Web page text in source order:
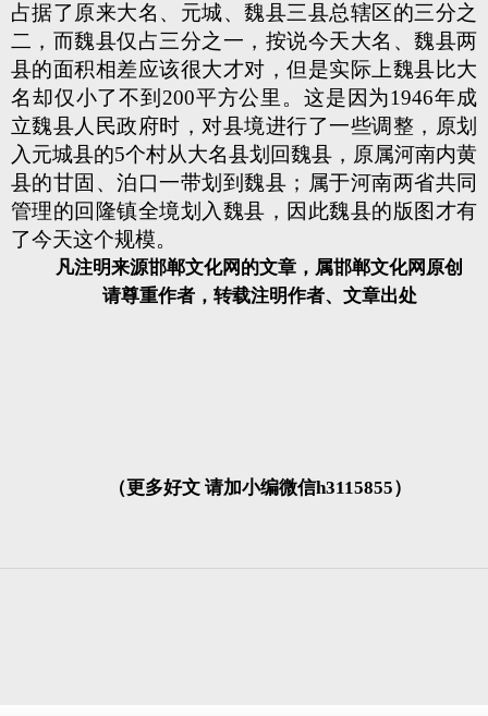
占据了原来大名、元城、魏县三县总辖区的三分之
二，而魏县仅占三分之一，按说今天大名、魏县两
县的面积相差应该很大才对，但是实际上魏县比大
名却仅小了不到200平方公里。这是因为1946年成
立魏县人民政府时，对县境进行了一些调整，原划
入元城县的5个村从大名县划回魏县，原属河南内黄
县的甘固、泊口一带划到魏县；属于河南两省共同
管理的回隆镇全境划入魏县，因此魏县的版图才有
了今天这个规模。
凡注明来源邯郸文化网的文章，属邯郸文化网原创
请尊重作者，转载注明作者、文章出处
（更多好文 请加小编微信h3115855）